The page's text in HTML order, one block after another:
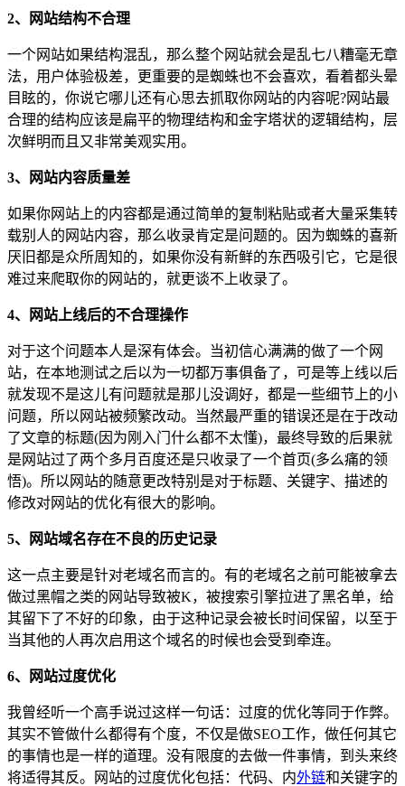
2、网站结构不合理
一个网站如果结构混乱，那么整个网站就会是乱七八糟毫无章
法，用户体验极差，更重要的是蜘蛛也不会喜欢，看着都头晕
目眩的，你说它哪儿还有心思去抓取你网站的内容呢?网站最
合理的结构应该是扁平的物理结构和金字塔状的逻辑结构，层
次鲜明而且又非常美观实用。
3、网站内容质量差
如果你网站上的内容都是通过简单的复制粘贴或者大量采集转
载别人的网站内容，那么收录肯定是问题的。因为蜘蛛的喜新
厌旧都是众所周知的，如果你没有新鲜的东西吸引它，它是很
难过来爬取你的网站的，就更谈不上收录了。
4、网站上线后的不合理操作
对于这个问题本人是深有体会。当初信心满满的做了一个网
站，在本地测试之后以为一切都万事俱备了，可是等上线以后
就发现不是这儿有问题就是那儿没调好，都是一些细节上的小
问题，所以网站被频繁改动。当然最严重的错误还是在于改动
了文章的标题(因为刚入门什么都不太懂)，最终导致的后果就
是网站过了两个多月百度还是只收录了一个首页(多么痛的领
悟)。所以网站的随意更改特别是对于标题、关键字、描述的
修改对网站的优化有很大的影响。
5、网站域名存在不良的历史记录
这一点主要是针对老域名而言的。有的老域名之前可能被拿去
做过黑帽之类的网站导致被K，被搜索引擎拉进了黑名单，给
其留下了不好的印象，由于这种记录会被长时间保留，以至于
当其他的人再次启用这个域名的时候也会受到牵连。
6、网站过度优化
我曾经听一个高手说过这样一句话：过度的优化等同于作弊。
其实不管做什么都得有个度，不仅是做SEO工作，做任何其它
的事情也是一样的道理。没有限度的去做一件事情，到头来终
将适得其反。网站的过度优化包括：代码、内外链和关键字的